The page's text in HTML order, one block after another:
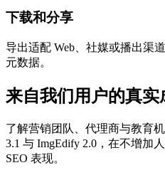
下载和分享
导出适配 Web、社媒或播出渠
元数据。
来自我们用户的真实
了解营销团队、代理商与教育
3.1 与 ImgEdify 2.0，在不增加
SEO 表现。